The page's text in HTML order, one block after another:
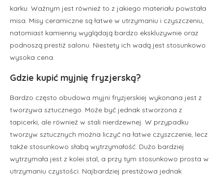
karku. Ważnym jest również to z jakiego materiału powstała
misa. Misy ceramiczne są łatwe w utrzymaniu i czyszczeniu,
natomiast kamienny wyglądają bardzo ekskluzywnie oraz
podnoszą prestiż salonu. Niestety ich wadą jest stosunkowo
wysoka cena.
Gdzie kupić myjnię fryzjerską?
Bardzo często obudowa myjni fryzjerskiej wykonana jest z
tworzywa sztucznego. Może być jednak stworzona z
tapicerki, ale również w stali nierdzewnej. W przypadku
tworzyw sztucznych można liczyć na łatwe czyszczenie, lecz
także stosunkowo słabą wytrzymałość. Dużo bardziej
wytrzymała jest z kolei stal, a przy tym stosunkowo prosta w
utrzymaniu czystości. Najbardziej prestiżowa jednak